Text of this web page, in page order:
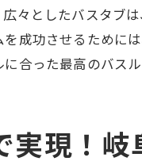
間取り変
リフォー
最新技術
岐阜県瑞穂市
々としたバスタブ
成功させるために
合った最高のバス
実現！